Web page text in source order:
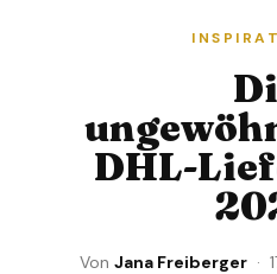
DHL-
Von Jana Freiberger ·